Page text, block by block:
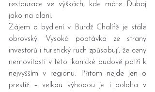
restaurace ve výškách, kde máte Dubaj
jako na dlani.
Zájem o bydlení v Burdž Chalífě je stále
obrovský. Vysoká poptávka ze strany
investorů i turistický ruch způsobují, že ceny
nemovitostí v této ikonické budově patří k
nejvyšším v regionu. Přitom nejde jen o
prestiž – velkou výhodou je i poloha v